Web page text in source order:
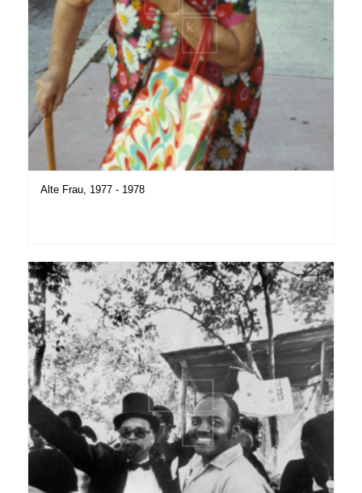
Alte Frau, 1977 - 1978